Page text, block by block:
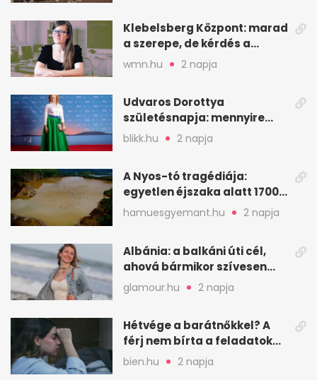
Klebelsberg Központ: marad
a szerepe, de kérdés a
hitelessége
wmn.hu 2 napja
Udvaros Dorottya
születésnapja: mennyire
ismered a filmszerepeit?
blikk.hu 2 napja
A Nyos-tó tragédiája:
egyetlen éjszaka alatt 1700
ember halt meg
hamuesgyemant.hu 2 napja
Albánia: a balkáni úti cél,
ahová bármikor szívesen
visszamennék
glamour.hu 2 napja
Hétvége a barátnőkkel? A
férj nem bírta a feladatokat,
a feleség levegőt kér
bien.hu 2 napja